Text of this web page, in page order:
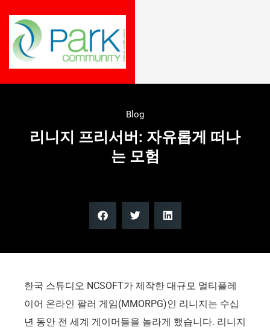
Blog
리니지 프리서버: 자유롭게 떠나
는 모험
한국 스튜디오 NCSOFT가 제작한 대규모 멀티플레
이어 온라인 팔러 게임(MMORPG)인 리니지는 수십
년 동안 전 세계 게이머들을 놀라게 했습니다. 리니지